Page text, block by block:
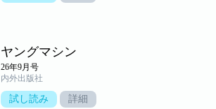
ヤングマシン
26年9月号
内外出版社
試し読み 詳細